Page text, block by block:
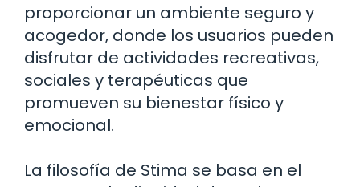
proporcionar un ambiente seguro y
acogedor, donde los usuarios pueden
disfrutar de actividades recreativas,
sociales y terapéuticas que
promueven su bienestar físico y
emocional.
La filosofía de Stima se basa en el